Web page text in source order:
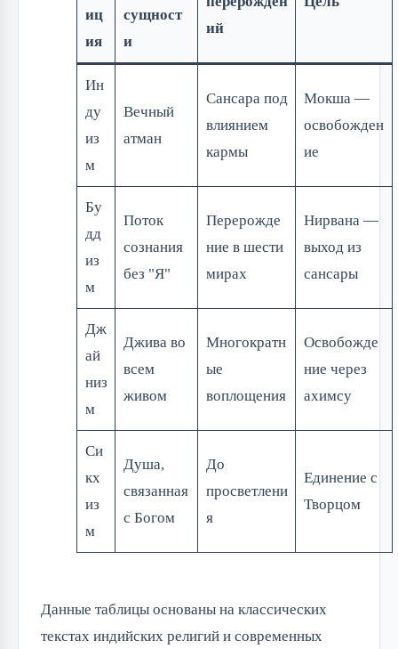
иц
ия
сущност
и
ий
Ин
ду
из
м
Вечный
атман
Сансара под
влиянием
кармы
Мокша —
освобожден
ие
Бу
дд
из
м
Поток
сознания
без "Я"
Перерожде
ние в шести
мирах
Нирвана —
выход из
сансары
Дж
ай
низ
м
Джива во
всем
живом
Многократн
ые
воплощения
Освобожде
ние через
ахимсу
Си
кх
из
м
Душа,
связанная
с Богом
До
просветлени
я
Единение с
Творцом
Данные таблицы основаны на классических
текстах индийских религий и современных